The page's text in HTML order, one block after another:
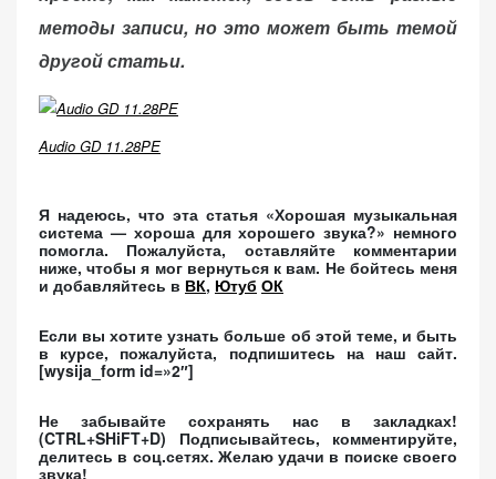
методы записи, но это может быть темой
другой статьи.
Audio GD 11.28PE
Я надеюсь, что эта статья «Хорошая музыкальная
система — хороша для хорошего звука?» немного
помогла. Пожалуйста, оставляйте комментарии
ниже, чтобы я мог вернуться к вам. Не бойтесь меня
и добавляйтесь в ВК, Ютуб ОК
Если вы хотите узнать больше об этой теме, и быть
в курсе, пожалуйста, подпишитесь на наш сайт.
[wysija_form id=»2″]
Не забывайте сохранять нас в закладках!
(CTRL+SHiFT+D)
Подписывайтесь, комментируйте,
делитесь в соц.сетях. Желаю удачи в поиске своего
звука!